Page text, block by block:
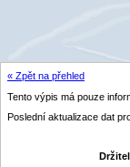
« Zpět na přehled
Tento výpis má pouze
Poslední aktualizace dat